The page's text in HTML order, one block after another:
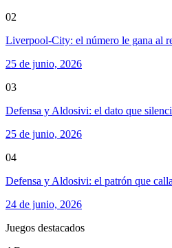
02
Liverpool-City: el número le gana al
25 de junio, 2026
03
Defensa y Aldosivi: el dato que
25 de junio, 2026
04
Defensa y Aldosivi: el patrón que
24 de junio, 2026
Juegos destacados